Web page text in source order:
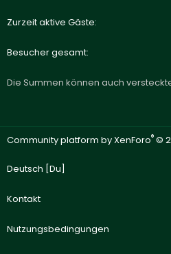
Zurzeit aktive Gäste
Besucher gesamt
Die Summen können auch
Community platform by XenForo® ©
Deutsch [Du]
Kontakt
Nutzungsbedingungen